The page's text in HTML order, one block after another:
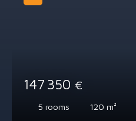
147 350 €
5 rooms 120 m²